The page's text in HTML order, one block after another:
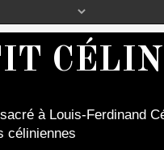
à Louis-Ferdinand
céliniennes